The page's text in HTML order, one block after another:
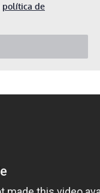
política de